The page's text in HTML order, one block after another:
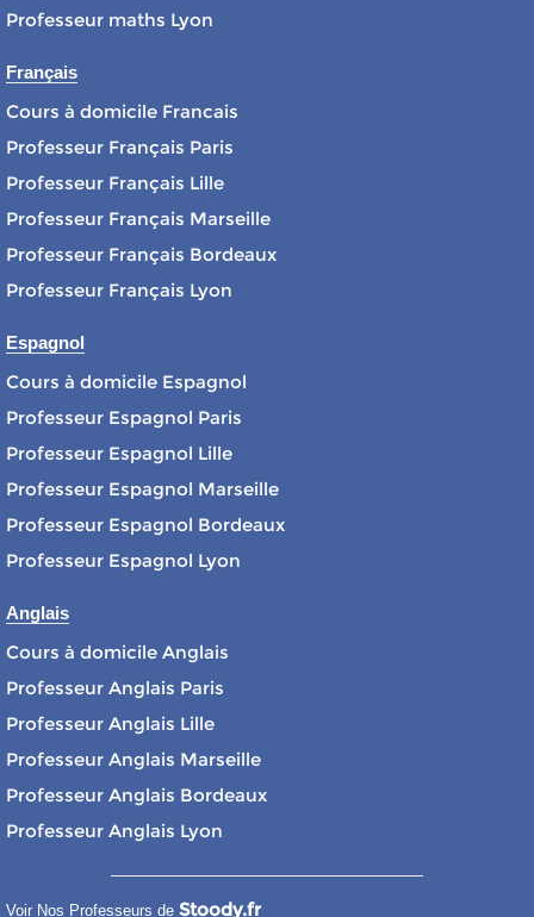
Professeur maths Lyon
Français
Cours à domicile Francais
Professeur Français Paris
Professeur Français Lille
Professeur Français Marseille
Professeur Français Bordeaux
Professeur Français Lyon
Espagnol
Cours à domicile Espagnol
Professeur Espagnol Paris
Professeur Espagnol Lille
Professeur Espagnol Marseille
Professeur Espagnol Bordeaux
Professeur Espagnol Lyon
Anglais
Cours à domicile Anglais
Professeur Anglais Paris
Professeur Anglais Lille
Professeur Anglais Marseille
Professeur Anglais Bordeaux
Professeur Anglais Lyon
Voir Nos Professeurs de Stoody.fr